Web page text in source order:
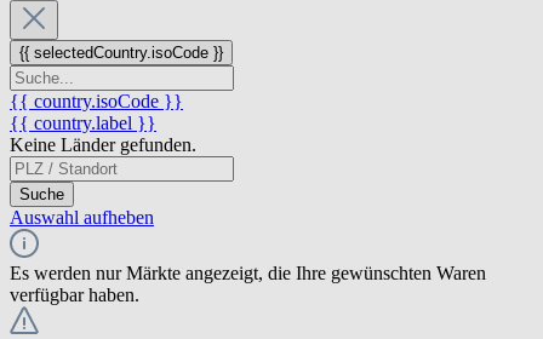
{{ selectedCountry.isoCode }}
{{ country.isoCode }}
{{ country.label }}
Keine Länder gefunden.
Suche
Auswahl aufheben
Es werden nur Märkte angezeigt, die Ihre gewünschten Waren
verfügbar haben.